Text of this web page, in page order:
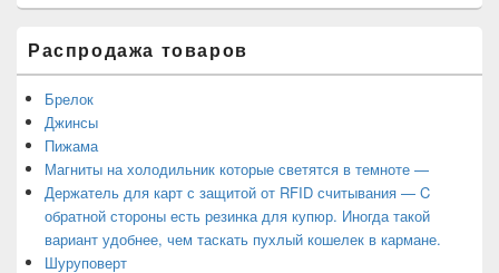
Распродажа товаров
Брелок
Джинсы
Пижама
Магниты на холодильник которые светятся в темноте —
Держатель для карт с защитой от RFID считывания — C
обратной стороны есть резинка для купюр. Иногда такой
вариант удобнее, чем таскать пухлый кошелек в кармане.
Шуруповерт